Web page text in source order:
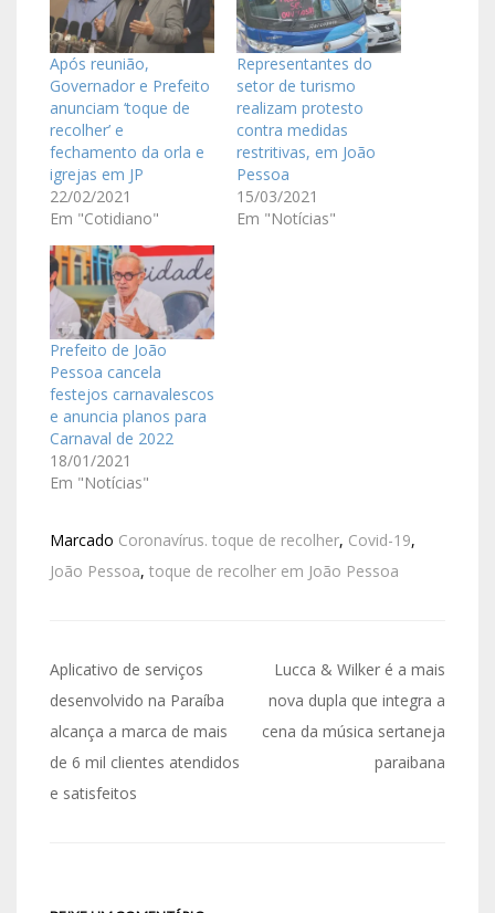
Após reunião,
Governador e Prefeito
anunciam ‘toque de
recolher’ e
fechamento da orla e
igrejas em JP
22/02/2021
Em "Cotidiano"
Representantes do
setor de turismo
realizam protesto
contra medidas
restritivas, em João
Pessoa
15/03/2021
Em "Notícias"
Prefeito de João
Pessoa cancela
festejos carnavalescos
e anuncia planos para
Carnaval de 2022
18/01/2021
Em "Notícias"
Marcado Coronavírus. toque de recolher, Covid-19,
João Pessoa, toque de recolher em João Pessoa
Aplicativo de serviços
desenvolvido na Paraíba
alcança a marca de mais
de 6 mil clientes atendidos
e satisfeitos
Lucca & Wilker é a mais
nova dupla que integra a
cena da música sertaneja
paraibana